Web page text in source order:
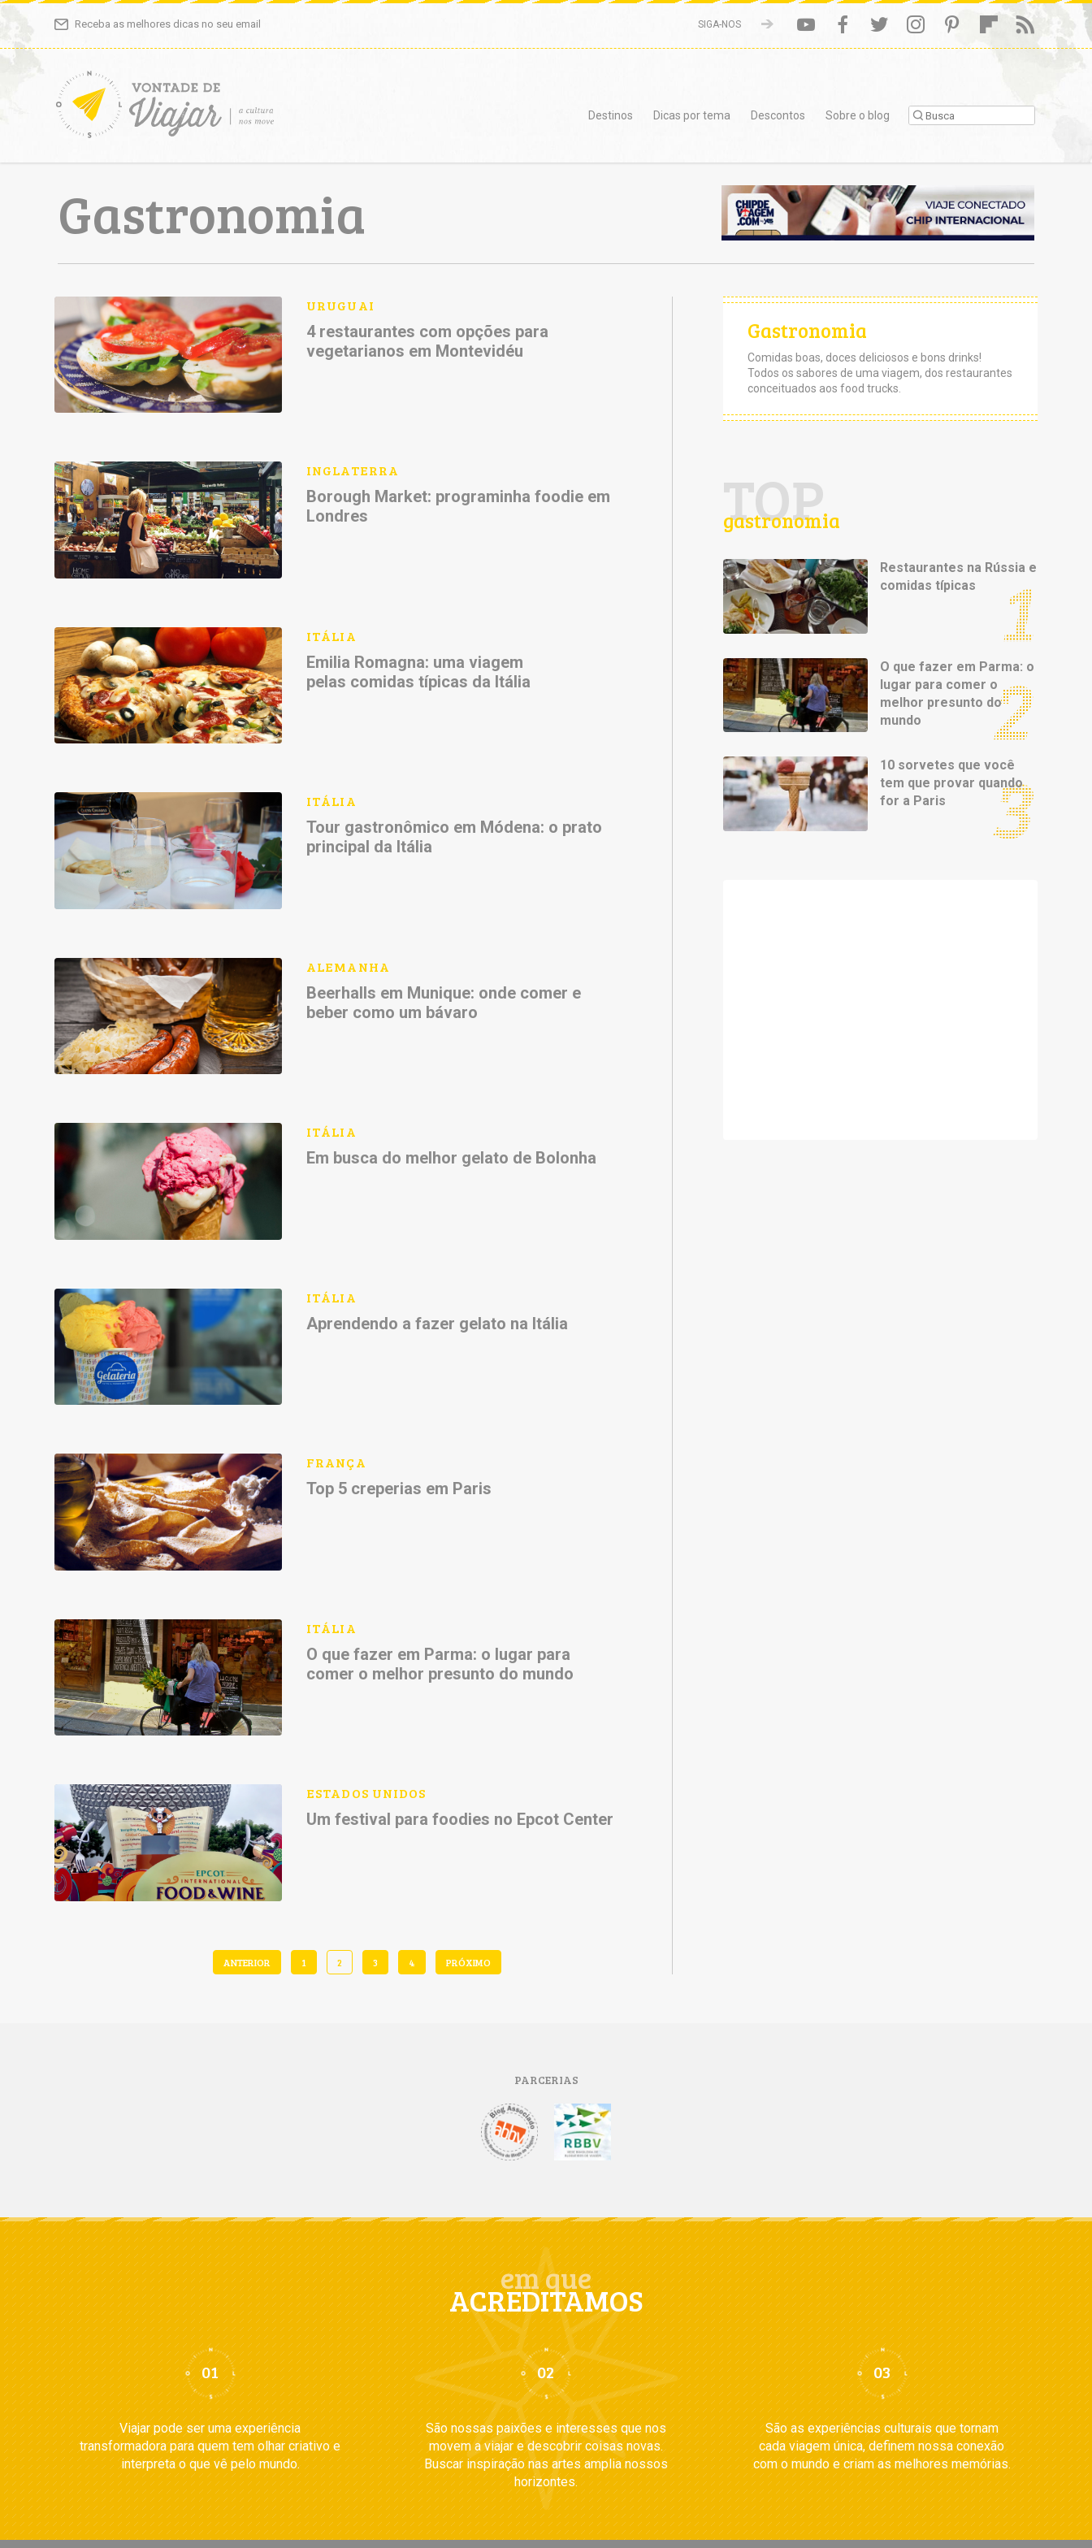
Destinos Dicas por tema Descontos Sobre o blog
Receba as melhores dicas no seu email SIGA-NOS
Gastronomia
URUGUAI
4 restaurantes com opções para
vegetarianos em Montevidéu
INGLATERRA
Borough Market: programinha foodie em
Londres
ITÁLIA
Emilia Romagna: uma viagem
pelas comidas típicas da Itália
ITÁLIA
Tour gastronômico em Módena: o prato
principal da Itália
ALEMANHA
Beerhalls em Munique: onde comer e
beber como um bávaro
ITÁLIA
Em busca do melhor gelato de Bolonha
ITÁLIA
Aprendendo a fazer gelato na Itália
FRANÇA
Top 5 creperias em Paris
ITÁLIA
O que fazer em Parma: o lugar para
comer o melhor presunto do mundo
ESTADOS UNIDOS
Um festival para foodies no Epcot Center
ANTERIOR 1 2 3 4 PRÓXIMO
Gastronomia
Comidas boas, doces deliciosos e bons drinks!
Todos os sabores de uma viagem, dos restaurantes
conceituados aos food trucks.
TOP
gastronomia
Restaurantes na Rússia e
comidas típicas
O que fazer em Parma: o
lugar para comer o
melhor presunto do
mundo
10 sorvetes que você
tem que provar quando
for a Paris
PARCERIAS
em que
ACREDITAMOS
Viajar pode ser uma experiência
transformadora para quem tem olhar criativo e
interpreta o que vê pelo mundo.
São nossas paixões e interesses que nos
movem a viajar e descobrir coisas novas.
Buscar inspiração nas artes amplia nossos
horizontes.
São as experiências culturais que tornam
cada viagem única, definem nossa conexão
com o mundo e criam as melhores memórias.